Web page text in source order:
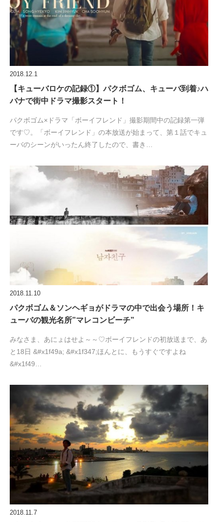
2018.12.1
【キューバロケの記録①】パクボゴム、キューバ到着♪ハ
バナで街中ドラマ撮影スタート！
パクボゴム×ドラマ「ボーイフレンド」撮影期間中の記録第一弾
です♡。「ボーイフレンド」の本放送が始まって、第１話でキュ
ーバのシーンがいったん終了したので、書き…
2018.11.10
パクボゴム＆ソンヘギョがドラマの中で出会う場所！キ
ューバの観光名所”マレコンビーチ”
みなさま、あにょはせよ～～♡ボーイフレンドの初放送まで、あ
と18日 &#x1f49a; &#x1f347;ほんとに、もうすぐですよね
&#x1f49…
2018.11.7